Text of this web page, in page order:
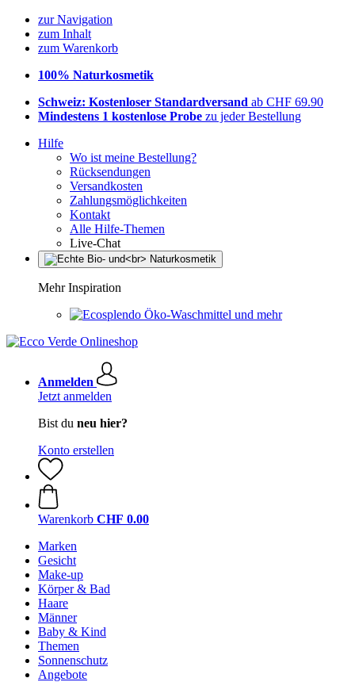
zur Navigation
zum Inhalt
zum Warenkorb
100% Naturkosmetik
Schweiz: Kostenloser Standardversand ab CHF 69.90
Mindestens 1 kostenlose Probe zu jeder Bestellung
Hilfe
Wo ist meine Bestellung?
Rücksendungen
Versandkosten
Zahlungsmöglichkeiten
Kontakt
Alle Hilfe-Themen
Live-Chat
Mehr Inspiration
Öko-Waschmittel und mehr
Anmelden
Jetzt anmelden
Bist du neu hier?
Konto erstellen
Warenkorb CHF 0.00
Marken
Gesicht
Make-up
Körper & Bad
Haare
Männer
Baby & Kind
Themen
Sonnenschutz
Angebote